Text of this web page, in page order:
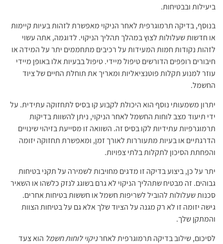
ביעילות ובבטיחות.
בנוסף, בדיקה תרמוגרפית לאחר הניקוי מאפשרת לזהות בעיות קיימות
או חדשות שעלולות לצוץ במהלך תהליך הניקוי. לדוגמה, אתה עשוי
לזהות נקודות חמות המעידות על רכיבים מתחממים יתר על המידה או
חיבורים רופפים הדורשים טיפול מיידי. טיפול בבעיות אלו באופן מיידי
עוזר למנוע תקלות פוטנציאליות ומאריך את תוחלת החיים של ציוד
החשמל.
יתרון משמעותי נוסף הוא היכולת לקבוע קו בסיס לתחזוקה עתידית. על
ידי תיעוד מצב לוחות החשמל לאחר הניקוי, ניתן להשוות בדיקות
תרמוגרפיות עתידיות לקו בסיס זה. השוואה זו מסייעת בזיהוי שינויים
הדרגתיים או בעיות מתעוררות לאורך זמן, ומאפשרת תחזוקה יזומה
והפחתת הסיכון לתקלות בלתי צפויות.
יתר על כן, ביצוע בדיקה זו מדגים מחויבות לשמירה על תקני בטיחות
גבוהים. זה מבטיח שתהליך הניקוי לא גרם בשוגג לנזק כלשהו או השאיר
סכנות שעלולות להוביל לשריפות חשמל או חששות בטיחות אחרים.
גישה יזומה זו לא רק מגנה על הציוד שלך אלא גם על בטיחות הצוות
והמתקן שלך.
לסיכום, שילוב בדיקה תרמוגרפית לאחרניקוי לוחות חשמל הוא צעד